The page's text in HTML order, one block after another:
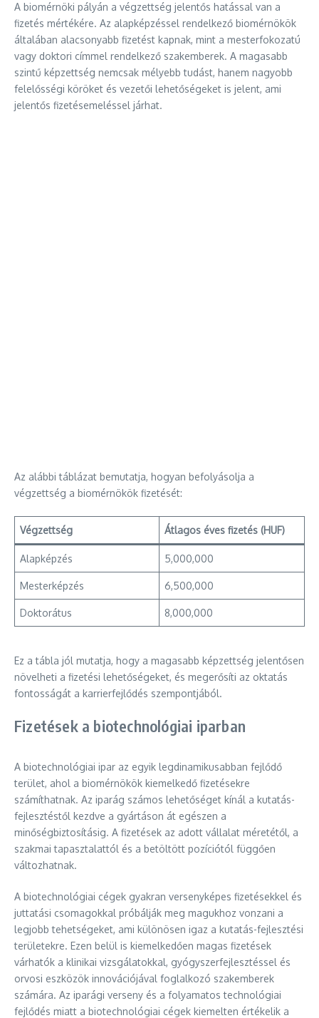
A biomérnöki pályán a végzettség jelentős hatással van a
fizetés mértékére. Az alapképzéssel rendelkező biomérnökök
általában alacsonyabb fizetést kapnak, mint a mesterfokozatú
vagy doktori címmel rendelkező szakemberek. A magasabb
szintű képzettség nemcsak mélyebb tudást, hanem nagyobb
felelősségi köröket és vezetői lehetőségeket is jelent, ami
jelentős fizetésemeléssel járhat.
Az alábbi táblázat bemutatja, hogyan befolyásolja a
végzettség a biomérnökök fizetését:
Végzettség Átlagos éves fizetés (HUF)
Alapképzés 5,000,000
Mesterképzés 6,500,000
Doktorátus 8,000,000
Ez a tábla jól mutatja, hogy a magasabb képzettség jelentősen
növelheti a fizetési lehetőségeket, és megerősíti az oktatás
fontosságát a karrierfejlődés szempontjából.
Fizetések a biotechnológiai iparban
A biotechnológiai ipar az egyik legdinamikusabban fejlődő
terület, ahol a biomérnökök kiemelkedő fizetésekre
számíthatnak. Az iparág számos lehetőséget kínál a kutatás-
fejlesztéstől kezdve a gyártáson át egészen a
minőségbiztosításig. A fizetések az adott vállalat méretétől, a
szakmai tapasztalattól és a betöltött pozíciótól függően
változhatnak.
A biotechnológiai cégek gyakran versenyképes fizetésekkel és
juttatási csomagokkal próbálják meg magukhoz vonzani a
legjobb tehetségeket, ami különösen igaz a kutatás-fejlesztési
területekre. Ezen belül is kiemelkedően magas fizetések
várhatók a klinikai vizsgálatokkal, gyógyszerfejlesztéssel és
orvosi eszközök innovációjával foglalkozó szakemberek
számára. Az iparági verseny és a folyamatos technológiai
fejlődés miatt a biotechnológiai cégek kiemelten értékelik a